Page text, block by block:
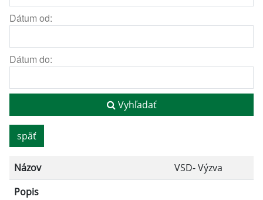
Dátum od:
Dátum do:
Vyhľadať
späť
Názov
VSD- Výzva
Popis